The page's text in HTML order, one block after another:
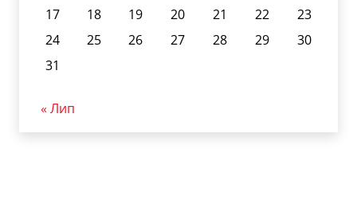
17
18 19 20 21 22
23
24
25 26 27 28 29
30
31
« Лип